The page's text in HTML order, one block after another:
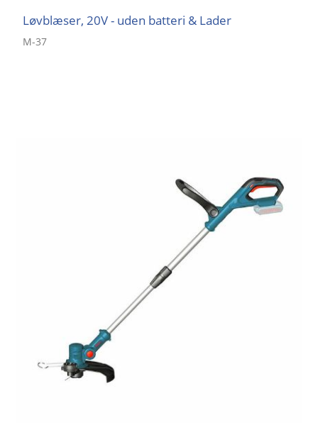
Løvblæser, 20V - uden batteri & Lader
M-37